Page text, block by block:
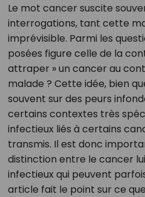
Le mot cancer suscite
interrogations, tant cette
imprévisible. Parmi les
posées figure celle de la
attraper » un cancer au
malade ? Cette idée, bien
souvent sur des peurs
certains contextes très
infectieux liés à certains
transmis. Il est donc
distinction entre le cancer
infectieux qui peuvent
article fait le point sur ce